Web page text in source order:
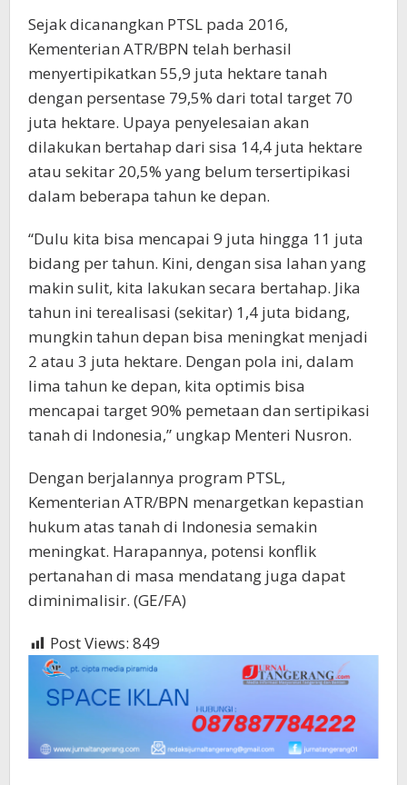
Sejak dicanangkan PTSL pada 2016,
Kementerian ATR/BPN telah berhasil
menyertipikatkan 55,9 juta hektare tanah
dengan persentase 79,5% dari total target 70
juta hektare. Upaya penyelesaian akan
dilakukan bertahap dari sisa 14,4 juta hektare
atau sekitar 20,5% yang belum tersertipikasi
dalam beberapa tahun ke depan.
“Dulu kita bisa mencapai 9 juta hingga 11 juta
bidang per tahun. Kini, dengan sisa lahan yang
makin sulit, kita lakukan secara bertahap. Jika
tahun ini terealisasi (sekitar) 1,4 juta bidang,
mungkin tahun depan bisa meningkat menjadi
2 atau 3 juta hektare. Dengan pola ini, dalam
lima tahun ke depan, kita optimis bisa
mencapai target 90% pemetaan dan sertipikasi
tanah di Indonesia,” ungkap Menteri Nusron.
Dengan berjalannya program PTSL,
Kementerian ATR/BPN menargetkan kepastian
hukum atas tanah di Indonesia semakin
meningkat. Harapannya, potensi konflik
pertanahan di masa mendatang juga dapat
diminimalisir. (GE/FA)
Post Views: 849